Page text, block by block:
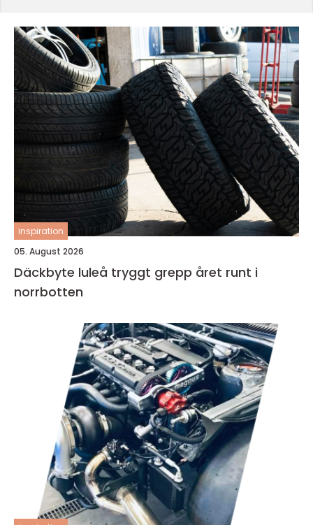
inspiration
05. August 2026
Däckbyte luleå tryggt grepp året runt i
norrbotten